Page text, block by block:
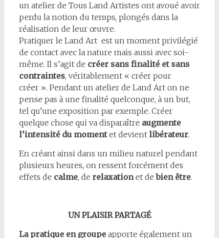
un atelier de Tous Land Artistes ont avoué avoir
perdu la notion du temps, plongés dans la
réalisation de leur œuvre.
Pratiquer le Land Art est un moment privilégié
de contact avec la nature mais aussi avec soi-
même. Il s’agit de créer sans finalité et sans
contraintes, véritablement « créer pour
créer ». Pendant un atelier de Land Art on ne
pense pas à une finalité quelconque, à un but,
tel qu’une exposition par exemple. Créer
quelque chose qui va disparaître augmente
l’intensité du momentet devient libérateur.
En créant ainsi dans un milieu naturel pendant
plusieurs heures, on ressent forcément des
effets de calme, de relaxationet debien être.
UN PLAISIR PARTAGÉ
La pratique en groupeapporte également un